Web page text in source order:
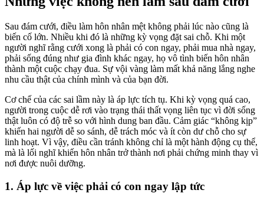
Sau đám cưới, điều làm hôn nhân mệt không phải lúc nào cũng là
biến cố lớn. Nhiều khi đó là những kỳ vọng đặt sai chỗ. Khi một
người nghĩ rằng cưới xong là phải có con ngay, phải mua nhà ngay,
phải sống đúng như gia đình khác ngay, họ vô tình biến hôn nhân
thành một cuộc chạy đua. Sự vội vàng làm mất khả năng lắng nghe
nhu cầu thật của chính mình và của bạn đời.
Cơ chế của các sai lầm này là áp lực tích tụ. Khi kỳ vọng quá cao,
người trong cuộc dễ rơi vào trạng thái thất vọng liên tục vì đời sống
thật luôn có độ trễ so với hình dung ban đầu. Cảm giác “không kịp”
khiến hai người dễ so sánh, dễ trách móc và ít còn dư chỗ cho sự
linh hoạt. Vì vậy, điều cần tránh không chỉ là một hành động cụ thể,
mà là lối nghĩ khiến hôn nhân trở thành nơi phải chứng minh thay vì
nơi được nuôi dưỡng.
1. Áp lực về việc phải có con ngay lập tức